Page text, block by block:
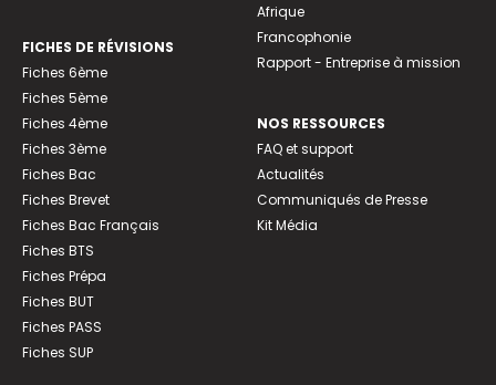
FICHES DE RÉVISIONS
Fiches 6ème
Fiches 5ème
Fiches 4ème
Fiches 3ème
Fiches Bac
Fiches Brevet
Fiches Bac Français
Fiches BTS
Fiches Prépa
Fiches BUT
Fiches PASS
Fiches SUP
Afrique
Francophonie
Rapport - Entreprise à mission
NOS RESSOURCES
FAQ et support
Actualités
Communiqués de Presse
Kit Média